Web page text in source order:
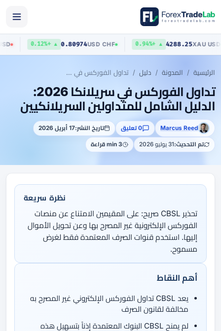
4288.25
▲ +0.94%
USD CHF
0.80974
▲ +0.12%
AUD USD
الرئيسية المدونة دليل تداول الفوركس في سريلانكا 2026: الدليل الشامل للمتداولين السريلانكيين
تداول الفوركس في سريلانكا 2026:
الدليل الشامل للمتداولين السريلانكيين
Marcus Reed 0 تعليق تاريخ النشر:17 أبريل 2026
تم التحديث:31 يوليو 2026 3 min قراءة
نظرة سريعة
تحذير CBSL صريح: على المقيمين الامتناع عن منصات
الفوركس الإلكترونية غير المصرح بها وعن تحويل الأموال
إليها. استخدم قنوات الصرف المعتمدة فقط لغرض
مسموح.
أهم النقاط
يعد CBSL تداول الفوركس الإلكتروني غير المصرح به
مخالفة لقانون الصرف
لم يمنح CBSL البنوك المعتمدة إذناً بتسهيل هذه